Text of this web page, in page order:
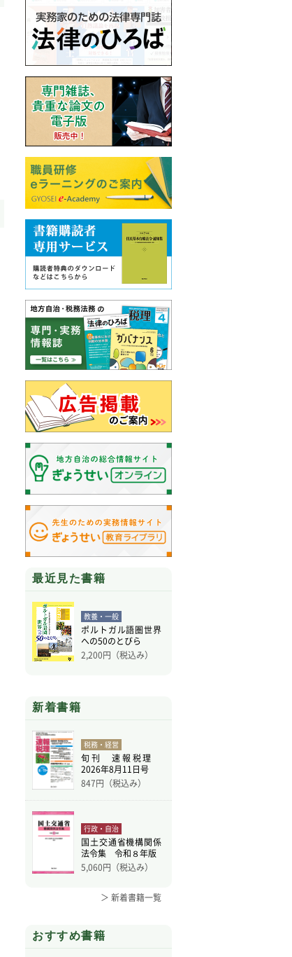
最近見た書籍
教養・一般
ポルトガル語圏世界
への50のとびら
2,200円（税込み）
新着書籍
税務・経営
旬刊 速報税理
2026年8月11日号
847円（税込み）
行政・自治
国土交通省機構関係
法令集 令和８年版
5,060円（税込み）
＞ 新着書籍一覧
おすすめ書籍